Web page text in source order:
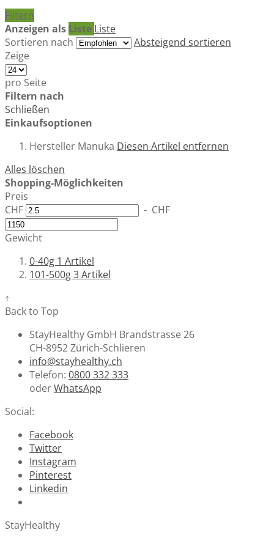
Filtern
Anzeigen als Liste Liste
Sortieren nach
Absteigend sortieren
Zeige
pro Seite
Filtern nach
Schließen
Einkaufsoptionen
Hersteller Manuka Diesen Artikel entfernen
Alles löschen
Shopping-Möglichkeiten
Preis
CHF
- CHF
Gewicht
0-40g 1 Artikel
101-500g3Artikel
↑
Back to Top
StayHealthy GmbH Brandstrasse 26
CH-8952 Zürich-Schlieren
info@stayhealthy.ch
Telefon: 0800 332 333
oderWhatsApp
Social:
Facebook
Twitter
Instagram
Pinterest
Linkedin
StayHealthy